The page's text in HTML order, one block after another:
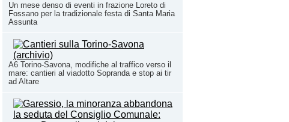
Un mese denso di eventi in frazione Loreto di
Fossano per la tradizionale festa di Santa Maria
Assunta
A6 Torino-Savona, modifiche al traffico verso il
mare: cantieri al viadotto Sopranda e stop ai tir
ad Altare